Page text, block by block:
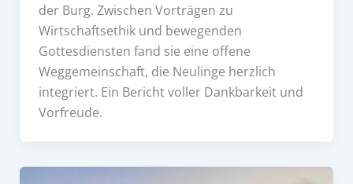
der Burg. Zwischen Vorträgen zu
Wirtschaftsethik und bewegenden
Gottesdiensten fand sie eine offene
Weggemeinschaft, die Neulinge herzlich
integriert. Ein Bericht voller Dankbarkeit und
Vorfreude.